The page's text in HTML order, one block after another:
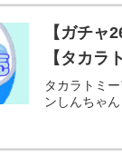
【ガチ
【タカラ
タカラトミ
ンしんちゃ